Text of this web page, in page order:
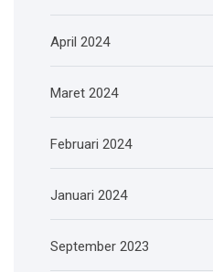
April 2024
Maret 2024
Februari 2024
Januari 2024
September 2023